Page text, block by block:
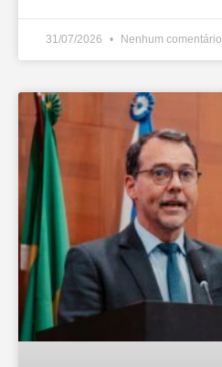
31/07/2026 Nenhum comentário